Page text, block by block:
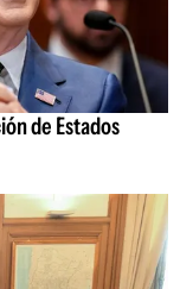
de Estados